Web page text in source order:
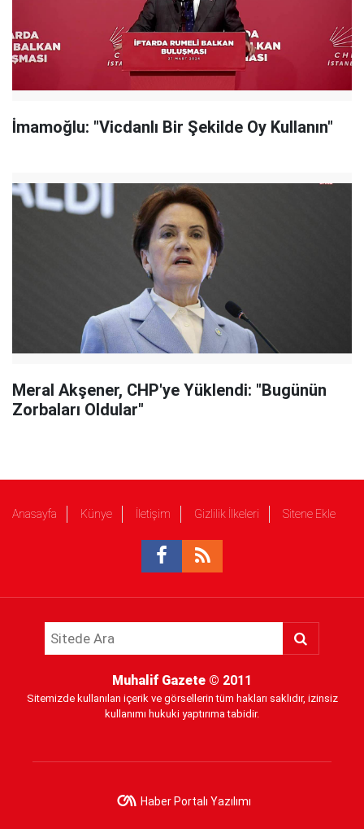
İmamoğlu: "Vicdanlı Bir Şekilde Oy Kullanın"
Meral Akşener, CHP'ye Yüklendi: "Bugünün
Zorbaları Oldular"
Anasayfa Künye İletişim Gizlilik İlkeleri Sitene Ekle
Muhalif Gazete © 2011
Sitemizde kullanılan içerik ve görsellerin tüm hakları saklıdır, izinsiz
kullanımı hukuki yaptırıma tabidir.
Haber Portalı Yazılımı